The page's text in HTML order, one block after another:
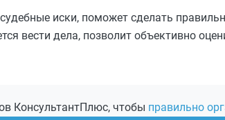
иски, поможет сделать
вести дела, позволит объективно
КонсультантПлюс, чтобы правильно